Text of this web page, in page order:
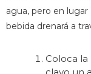
agua, pero en lugar
bebida drenará a
Coloca
clavo un